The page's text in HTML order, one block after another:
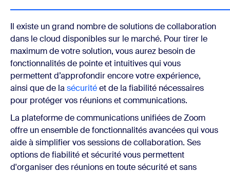
Il existe un grand nombre de solutions de collaboration
dans le cloud disponibles sur le marché. Pour tirer le
maximum de votre solution, vous aurez besoin de
fonctionnalités de pointe et intuitives qui vous
permettent d’approfondir encore votre expérience,
ainsi que de la sécuritéet de la fiabilité nécessaires
pour protéger vos réunions et communications.
La plateforme de communications unifiées de Zoom
offre un ensemble de fonctionnalités avancées qui vous
aide à simplifier vos sessions de collaboration. Ses
options de fiabilité et sécurité vous permettent
d'organiser des réunions en toute sécurité et sans